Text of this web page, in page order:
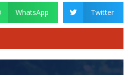
WhatsApp Twitter